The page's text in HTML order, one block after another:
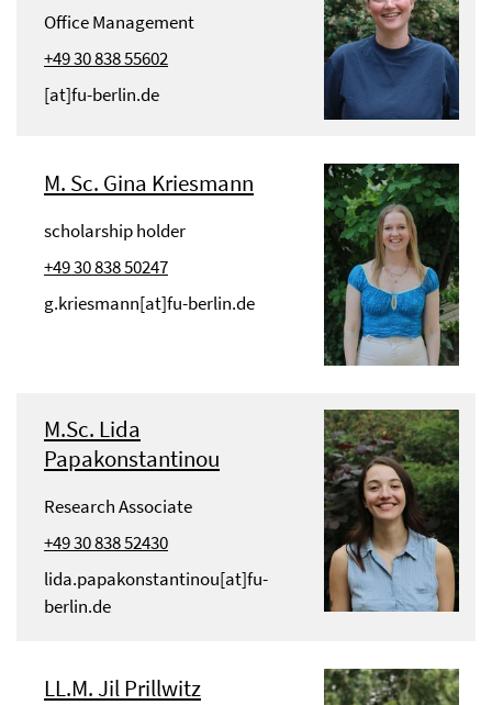
Office Management
+49 30 838 55602
[at]fu-berlin.de
M. Sc. Gina Kriesmann
scholarship holder
+49 30 838 50247
g.kriesmann[at]fu-berlin.de
M.Sc. Lida
Papakonstantinou
Research Associate
+49 30 838 52430
lida.papakonstantinou[at]fu-
berlin.de
LL.M. Jil Prillwitz